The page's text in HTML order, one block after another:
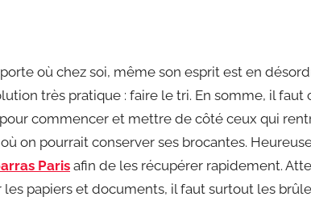
où chez soi, même son esprit est en
très pratique : faire le tri. En somme, il faut
commencer et mettre de côté ceux qui
on pourrait conserver ses brocantes.
Parisafin de les récupérer rapidement.
les papiers et documents, il faut surtout les